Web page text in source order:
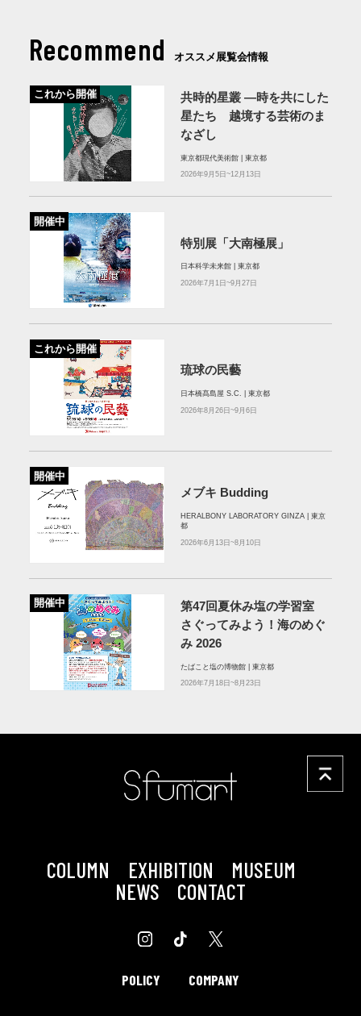
Recommend オススメ展覧会情報
これから開催
共時的星叢 ―時を共にした
星たち 越境する芸術のま
なざし
東京都現代美術館 | 東京都
2026年9月5日~12月13日
開催中
特別展「大南極展」
日本科学未来館 | 東京都
2026年7月1日~9月27日
これから開催
琉球の民藝
日本橋髙島屋 S.C. | 東京都
2026年8月26日~9月6日
開催中
メブキ Budding
HERALBONY LABORATORY GINZA | 東京
都
2026年6月13日~8月10日
開催中
第47回夏休み塩の学習室
さぐってみよう！海のめぐ
み 2026
たばこと塩の博物館 | 東京都
2026年7月18日~8月23日
COLUMN EXHIBITION
MUSEUM
NEWS
CONTACT
POLICY COMPANY